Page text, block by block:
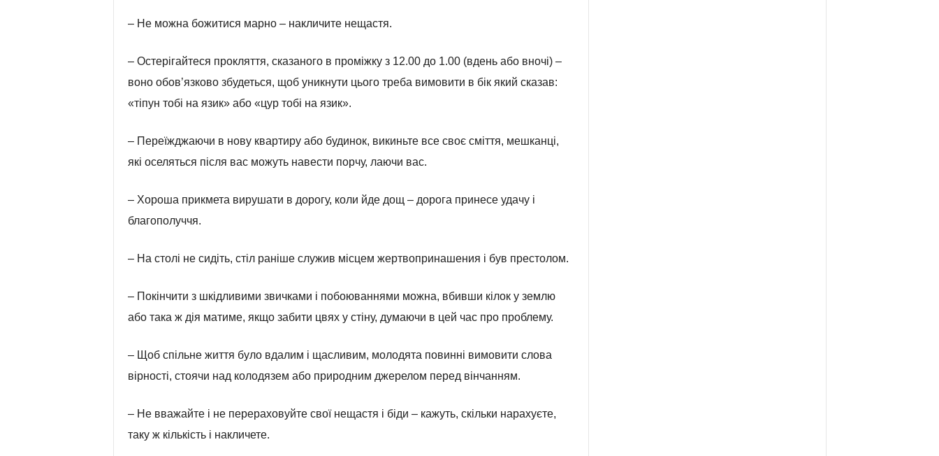
– Не можна божитися марно – накличите нещастя.
– Остерігайтеся прокляття, сказаного в проміжку з 12.00 до 1.00 (вдень або вночі) –
воно обов’язково збудеться, щоб уникнути цього треба вимовити в бік який сказав:
«тіпун тобі на язик» або «цур тобі на язик».
– Переїжджаючи в нову квартиру або будинок, викиньте все своє сміття, мешканці,
які оселяться після вас можуть навести порчу, лаючи вас.
– Хороша прикмета вирушати в дорогу, коли йде дощ – дорога принесе удачу і
благополуччя.
– На столі не сидіть, стіл раніше служив місцем жертвопринашения і був престолом.
– Покінчити з шкідливими звичками і побоюваннями можна, вбивши кілок у землю
або така ж дія матиме, якщо забити цвях у стіну, думаючи в цей час про проблему.
– Щоб спільне життя було вдалим і щасливим, молодята повинні вимовити слова
вірності, стоячи над колодязем або природним джерелом перед вінчанням.
– Не вважайте і не перераховуйте свої нещастя і біди – кажуть, скільки нарахуєте,
таку ж кількість і накличете.